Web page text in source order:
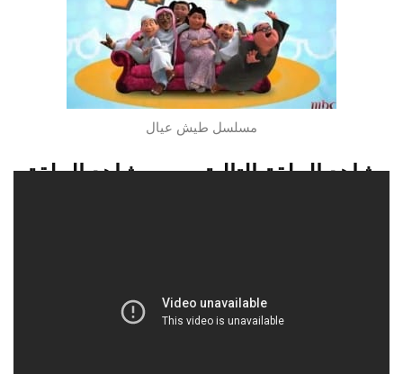
مسلسل طيش عيال
عيال
شاهد الحلقة التالية
شاهد الحلقة